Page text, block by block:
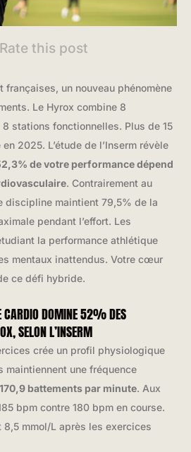
Rate this post
françaises, un nouveau phénomène
Le Hyrox combine 8
stations fonctionnelles. Plus de 15
2025. L’étude de l’Inserm révèle
de votre performance dépend
. Contrairement au
discipline maintient 79,5% de la
pendant l’effort. Les
la performance athlétique
mentaux inattendus. Votre cœur
ce défi hybride.
CARDIO DOMINE 52% DES
SELON L’INSERM
crée un profil physiologique
maintiennent une fréquence
170,9 battements par minute. Aux
bpm contre 180 bpm en course.
mmol/L après les exercices